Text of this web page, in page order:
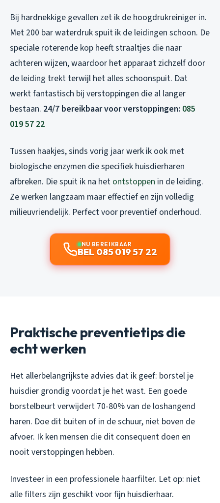
Bij hardnekkige gevallen zet ik de hoogdrukreiniger in.
Met 200 bar waterdruk spuit ik de leidingen schoon. De
speciale roterende kop heeft straaltjes die naar
achteren wijzen, waardoor het apparaat zichzelf door
de leiding trekt terwijl het alles schoonspuit. Dat
werkt fantastisch bij verstoppingen die al langer
bestaan. 24/7 bereikbaar voor verstoppingen: 085
019 57 22
Tussen haakjes, sinds vorig jaar werk ik ook met
biologische enzymen die specifiek huisdierharen
afbreken. Die spuit ik na het ontstoppen in de leiding.
Ze werken langzaam maar effectief en zijn volledig
milieuvriendelijk. Perfect voor preventief onderhoud.
NU BEREIKBAAR
BEL 085 019 57 22
Praktische preventietips die
echt werken
Het allerbelangrijkste advies dat ik geef: borstel je
huisdier grondig voordat je het wast. Een goede
borstelbeurt verwijdert 70-80% van de loshangend
haren. Doe dit buiten of in de schuur, niet boven de
afvoer. Ik ken mensen die dit consequent doen en
nooit verstoppingen hebben.
Investeer in een professionele haarfilter. Let op: niet
alle filters zijn geschikt voor fijn huisdierhaar.